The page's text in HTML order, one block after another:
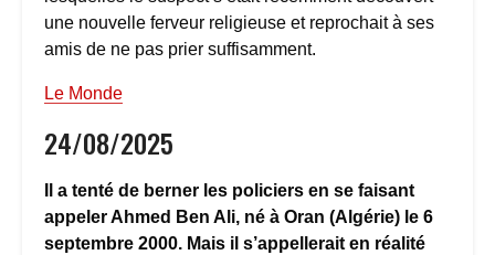
une nouvelle ferveur religieuse et reprochait à ses
amis de ne pas prier suffisamment.
Le Monde
24/08/2025
Il a tenté de berner les policiers en se faisant
appeler Ahmed Ben Ali, né à Oran (Algérie) le 6
septembre 2000. Mais il s’appellerait en réalité